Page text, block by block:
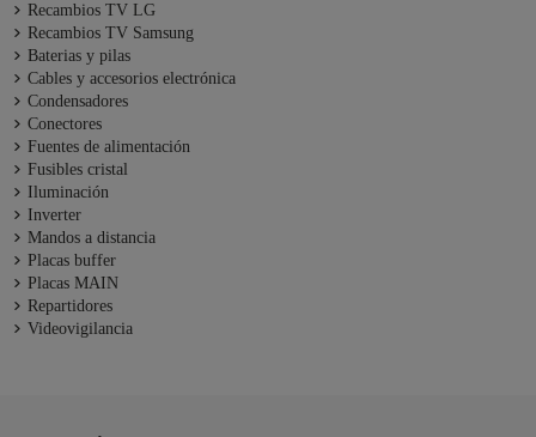
Recambios TV LG
Recambios TV Samsung
Baterias y pilas
Cables y accesorios electrónica
Condensadores
Conectores
Fuentes de alimentación
Fusibles cristal
Iluminación
Inverter
Mandos a distancia
Placas buffer
Placas MAIN
Repartidores
Videovigilancia